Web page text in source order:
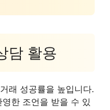
담 활용
래 성공률을 높입니다.
한 조언을 받을 수 있